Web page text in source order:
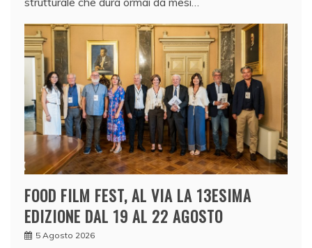
FOOD FILM FEST, AL VIA LA 13ESIMA
EDIZIONE DAL 19 AL 22 AGOSTO
5 Agosto 2026